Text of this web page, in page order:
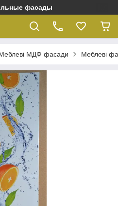
фасады
МДФ фасади Меблеві